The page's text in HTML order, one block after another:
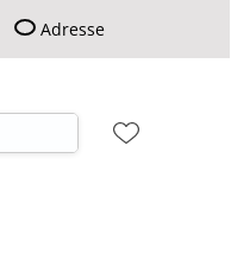
Adresse